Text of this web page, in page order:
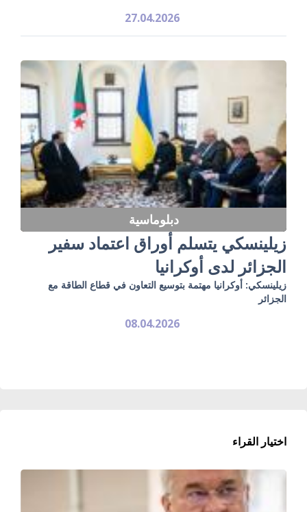
27.04.2026
دبلوماسية
زيلينسكي يتسلم أوراق اعتماد سفير
الجزائر لدى أوكرانيا
زيلينسكي: أوكرانيا مهتمة بتوسيع التعاون في قطاع الطاقة مع
الجزائر
08.04.2026
اختيار القراء